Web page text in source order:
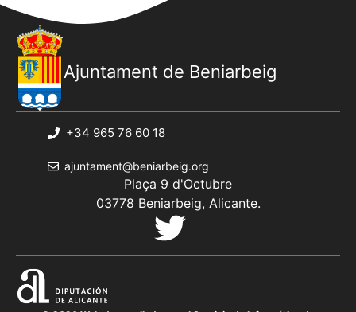
Ajuntament de Beniarbeig
+34 965 76 60 18
ajuntament@beniarbeig.org
Plaça 9 d'Octubre
03778 Beniarbeig, Alicante.